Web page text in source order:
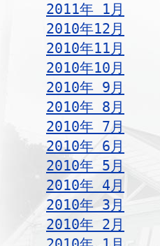
2011年 1月
2010年12月
2010年11月
2010年10月
2010年 9月
2010年 8月
2010年 7月
2010年 6月
2010年 5月
2010年 4月
2010年 3月
2010年 2月